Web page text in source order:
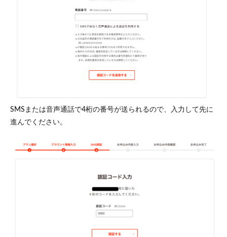
SMSまたは音声通話で4桁の番号が送られるので、入力して先に
進んでください。